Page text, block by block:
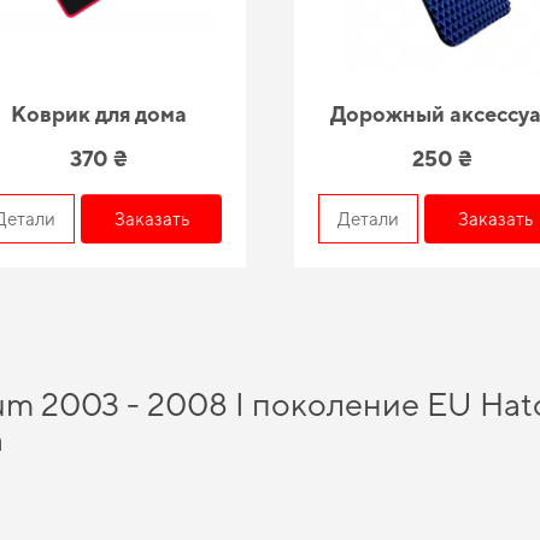
Коврик для дома
370 ₴
Заказать
Дорожный
250 ₴
Детали Заказать
2003 - 2008 I поколение EU
использования